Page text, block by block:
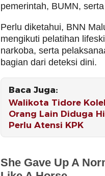
pemerintah, BUMN,
Perlu diketahui, BNN
mengikuti pelatihan
narkoba, serta
bagian dari deteksi dini.
Baca Juga:
Walikota Tidore
Orang Lain Diduga
Perlu Atensi KPK